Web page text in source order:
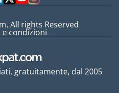
gratuitamente, dal 2005
All rights Reserved
condizioni